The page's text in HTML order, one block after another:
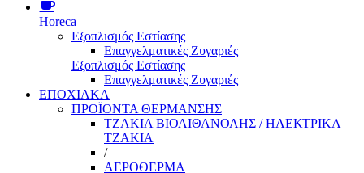
Horeca
Εξοπλισμός Εστίασης
Επαγγελματικές Ζυγαριές
Εξοπλισμός Εστίασης
Επαγγελματικές Ζυγαριές
ΕΠΟΧΙΑΚΑ
ΠΡΟΪΟΝΤΑ ΘΕΡΜΑΝΣΗΣ
ΤΖΑΚΙΑ ΒΙΟΑΙΘΑΝΟΛΗΣ / ΗΛΕΚΤΡΙΚΑ
ΤΖΑΚΙΑ
/
ΑΕΡΟΘΕΡΜΑ